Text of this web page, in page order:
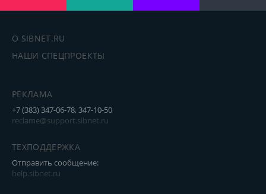
О SIBNET.RU
НАШИ СПЕЦПРОЕКТЫ
РЕКЛАМА
+7 (383) 347-06-78, 347-10-50
reclame@support.sibnet.ru
ТЕХПОДДЕРЖКА
Отправить сообщение:
help.sibnet.ru